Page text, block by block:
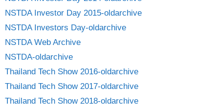
NSTDA Investor Day 2015-oldarchive
NSTDA Investors Day-oldarchive
NSTDA Web Archive
NSTDA-oldarchive
Thailand Tech Show 2016-oldarchive
Thailand Tech Show 2017-oldarchive
Thailand Tech Show 2018-oldarchive